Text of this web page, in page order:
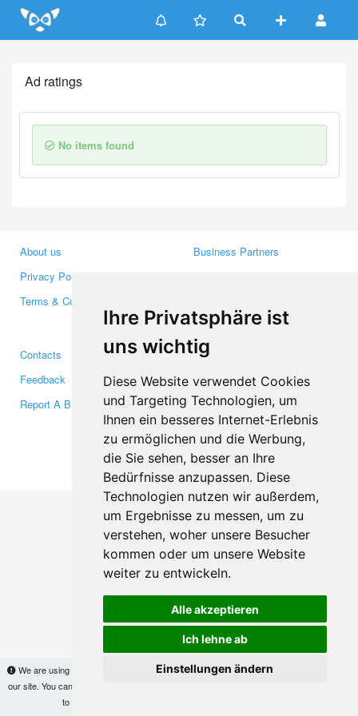
Ihre Privatsphäre ist
uns wichtig
Diese Website verwendet Cookies
und Targeting Technologien, um
Ihnen ein besseres Internet-Erlebnis
zu ermöglichen und die Werbung,
die Sie sehen, besser an Ihre
Bedürfnisse anzupassen. Diese
Technologien nutzen wir außerdem,
um Ergebnisse zu messen, um zu
verstehen, woher unsere Besucher
kommen oder um unsere Website
weiter zu entwickeln.
Alle akzeptieren
Ich lehne ab
Einstellungen ändern
Update cookies preferences
We are using cookies to provide statistics that help us give you the best experience of
our site. You can find out more
to use the site without changes, you are agreeing to it.
Ad ratings
No items found
About us
Privacy Policy
Terms & Conditions
Business Partners
Media
Contacts
Feedback
Report A Bug
Facebook
Twitter
YouTube
Google+
Makis© Copyright 2026